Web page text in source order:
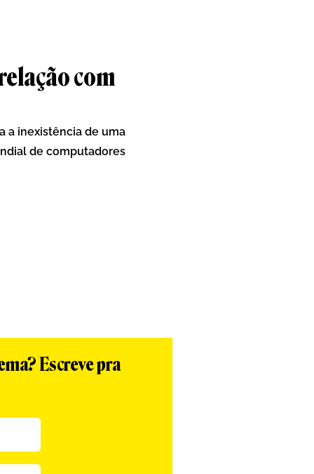
com
a inexistência de uma
de computadores
Escreve pra